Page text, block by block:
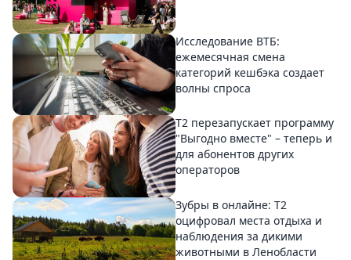
Исследование ВТБ:
ежемесячная смена
категорий кешбэка создает
волны спроса
Т2 перезапускает программу
"Выгодно вместе" – теперь и
для абонентов других
операторов
Зубры в онлайне: Т2
оцифровал места отдыха и
наблюдения за дикими
животными в Ленобласти